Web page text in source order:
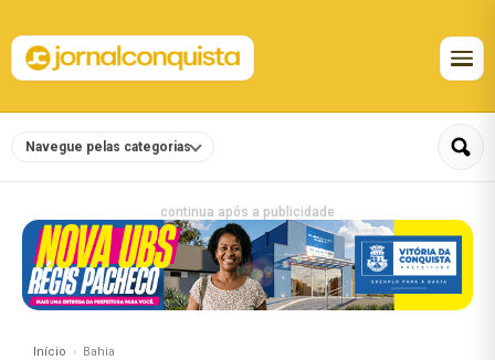
Navegue pelas categorias
continua após a publicidade
Início Bahia